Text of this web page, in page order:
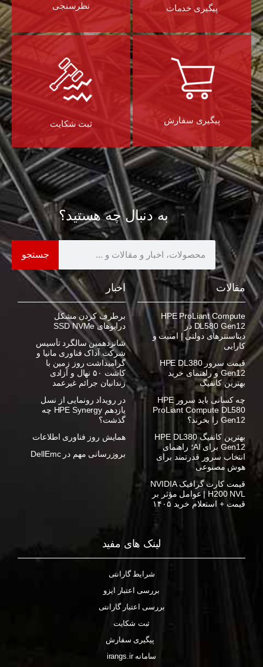
پیگیری خدمات نظرسنجی
پیگیری سفارش ثبت شکایت
به دنبال چه هستید؟
جستجو
مقالات
HPE ProLiant Compute
DL580 Gen12 در
دیتاسنترهای دولتی | امنیت و
کارایی
قیمت سرور HPE DL380
Gen12 و راهنمای خرید
بهترین کانفیگ
چه کسانی باید سرور HPE
ProLiant Compute DL580
Gen12 را بخرند؟
بهترین کانفیگ HPE DL380
Gen12 برای AI؛ راهنمای
انتخاب سرور قدرتمند برای
هوش مصنوعی
قیمت کارت گرافیک NVIDIA
H200 NVL | عوامل مؤثر بر
قیمت + استعلام خرید ۱۴۰۵
اخبار
برطرف کردن مشکل
درایوهای SSD NVMe
شانزدهمین سالگرد تأسیس
شرکت آداک فناوری مانیا و
گرامیداشت روز زمین با
کاشت ۵۰ نهال و آزادی
زندانیان جرائم غیرعمد
در رویداد رونمایی از نسل
یازدهم HPE Synergy چه
گذشت؟
همایش روز فناوری اطلاعات
بروزرسانی مهم در DellEmc
لینک های مفید
شرایط گارانتی
بررسی اعتبار ایزو
بررسی اعتبار گارانتی
ثبت شکایت
پیگیری سفارش
سامانه irangs.ir